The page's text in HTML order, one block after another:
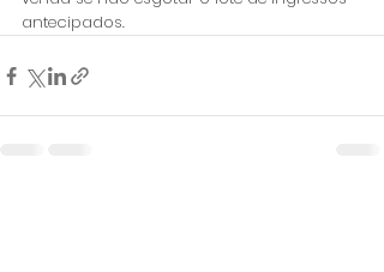
antecipados.